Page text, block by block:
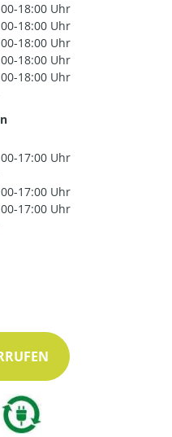
18:00 Uhr
18:00 Uhr
18:00 Uhr
18:00 Uhr
18:00 Uhr
17:00 Uhr
17:00 Uhr
17:00 Uhr